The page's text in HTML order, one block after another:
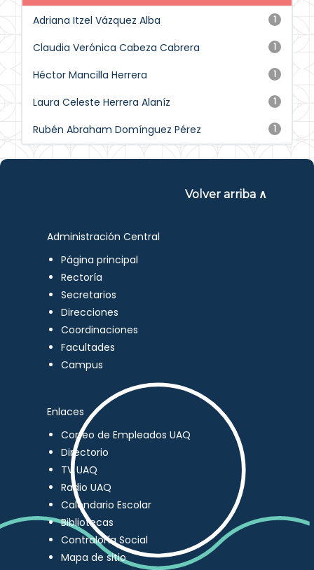
1
Adriana Itzel Vázquez Alba
1
Claudia Verónica Cabeza Cabrera
1
Héctor Mancilla Herrera
1
Laura Celeste Herrera Alaníz
1
Rubén Abraham Domínguez Pérez
Volver arriba ∧
Administración Central
Página principal
Rectoría
Secretarios
Direcciones
Coordinaciones
Facultades
Campus
Enlaces
Correo de Empleados UAQ
Directorio
TV UAQ
Radio UAQ
Calendario Escolar
Bibliotecas
Contraloría Social
Mapa de sitio